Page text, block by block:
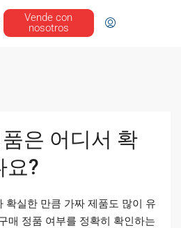
Vende con
nosotros
은 어디서 확
요?
확실한 만큼 가짜 제품도 많이 유
매 정품 여부를 정확히 확인하는